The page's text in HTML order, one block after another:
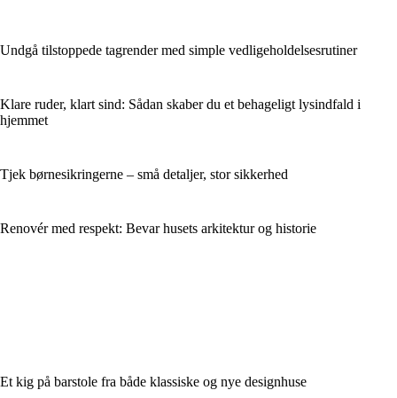
Undgå tilstoppede tagrender med simple vedligeholdelsesrutiner
Klare ruder, klart sind: Sådan skaber du et behageligt lysindfald i
hjemmet
Tjek børnesikringerne – små detaljer, stor sikkerhed
Renovér med respekt: Bevar husets arkitektur og historie
Et kig på barstole fra både klassiske og nye designhuse